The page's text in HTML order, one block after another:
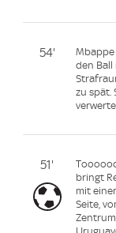
54'
den
zu spät.
51'
bringt
mit
Seite,